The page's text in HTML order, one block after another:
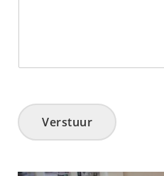
Verstuur